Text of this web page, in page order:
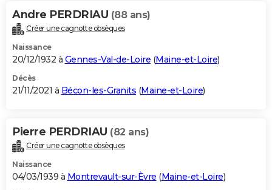
Andre PERDRIAU (88 ans)
Créer une cagnotte obsèques
Naissance
20/12/1932 à Gennes-Val-de-Loire (Maine-et-Loire)
Décès
21/11/2021 à Bécon-les-Granits (Maine-et-Loire)
Pierre PERDRIAU (82 ans)
Créer une cagnotte obsèques
Naissance
04/03/1939 à Montrevault-sur-Èvre (Maine-et-Loire)